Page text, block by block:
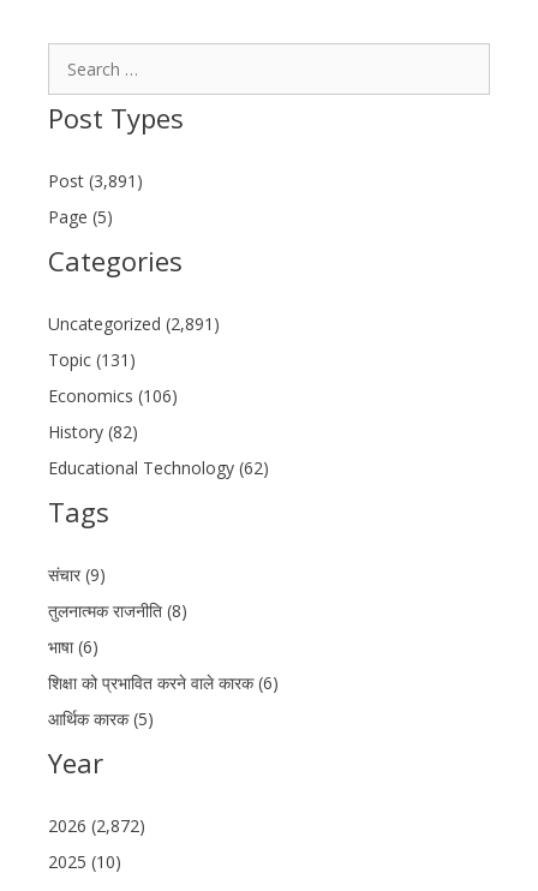
Post Types
Post (3,891)
Page (5)
Categories
Uncategorized (2,891)
Topic (131)
Economics (106)
History (82)
Educational Technology (62)
Tags
संचार (9)
तुलनात्मक राजनीति (8)
भाषा (6)
शिक्षा को प्रभावित करने वाले कारक (6)
आर्थिक कारक (5)
Year
2026 (2,872)
2025 (10)